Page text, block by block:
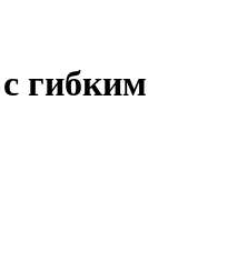
гибким